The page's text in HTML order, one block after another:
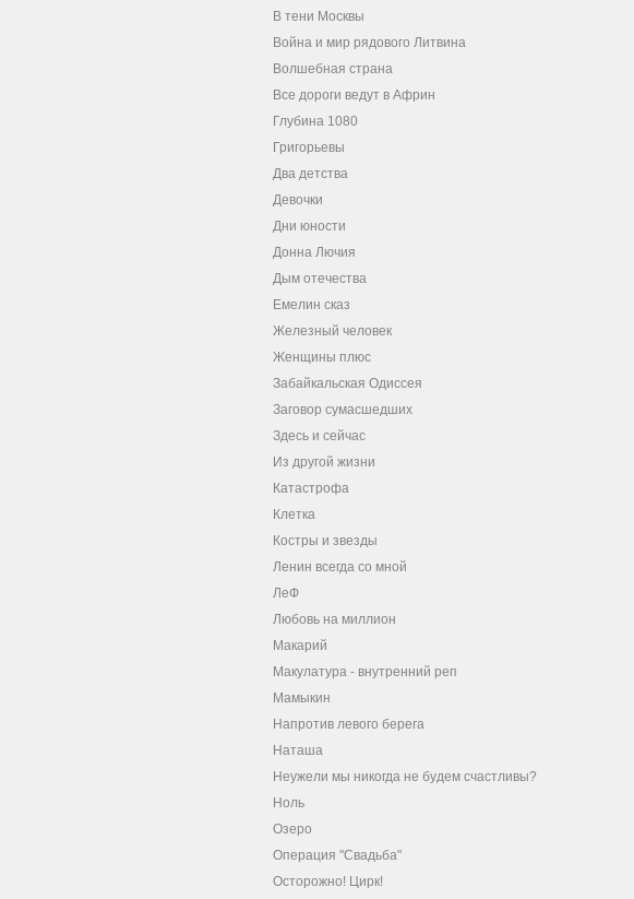
В тени Москвы
Война и мир рядового Литвина
Волшебная страна
Все дороги ведут в Африн
Глубина 1080
Григорьевы
Два детства
Девочки
Дни юности
Донна Лючия
Дым отечества
Емелин сказ
Железный человек
Женщины плюс
Забайкальская Одиссея
Заговор сумасшедших
Здесь и сейчас
Из другой жизни
Катастрофа
Клетка
Костры и звезды
Ленин всегда со мной
ЛеФ
Любовь на миллион
Макарий
Макулатура - внутренний реп
Мамыкин
Напротив левого берега
Наташа
Неужели мы никогда не будем счастливы?
Ноль
Озеро
Операция "Свадьба"
Осторожно! Цирк!